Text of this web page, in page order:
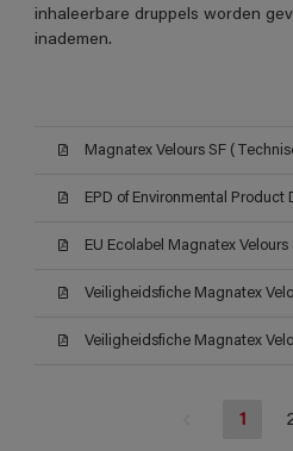
inhaleerbare druppels worden
inademen.
Magnatex Velours SF
EPD of Environmental Product
EU Ecolabel Magnatex Velours
Veiligheidsfiche Magnatex
Veiligheidsfiche Magnatex
1